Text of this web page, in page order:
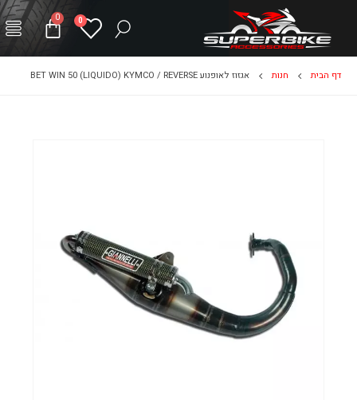
0
0
דף הבית חנות אגזוז לאופנוע BET WIN 50 (LIQUIDO) KYMCO / REVERSE